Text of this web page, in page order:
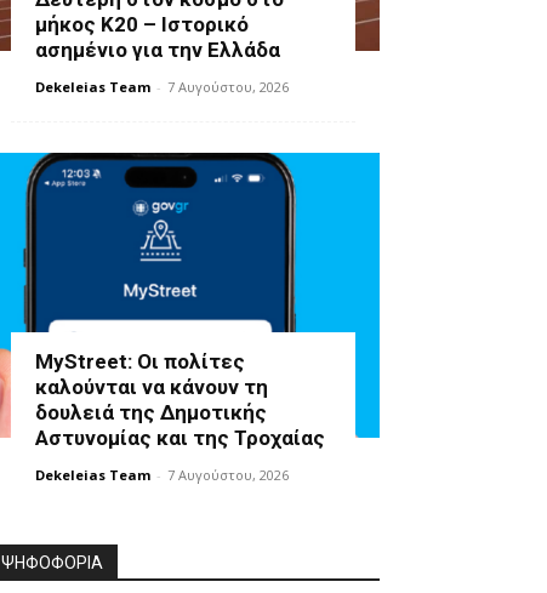
μήκος Κ20 – Ιστορικό
ασημένιο για την Ελλάδα
Dekeleias Team - 7 Αυγούστου, 2026
MyStreet: Οι πολίτες
καλούνται να κάνουν τη
δουλειά της Δημοτικής
Αστυνομίας και της Τροχαίας
Dekeleias Team - 7 Αυγούστου, 2026
ΨΗΦΟΦΟΡΙΑ